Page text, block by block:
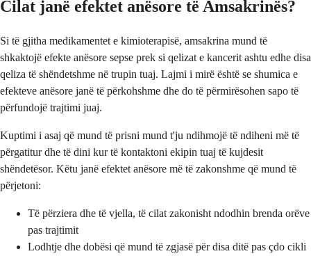
Cilat janë efektet anësore të Amsakrinës?
Si të gjitha medikamentet e kimioterapisë, amsakrina mund të
shkaktojë efekte anësore sepse prek si qelizat e kancerit ashtu edhe disa
qeliza të shëndetshme në trupin tuaj. Lajmi i mirë është se shumica e
efekteve anësore janë të përkohshme dhe do të përmirësohen sapo të
përfundojë trajtimi juaj.
Kuptimi i asaj që mund të prisni mund t'ju ndihmojë të ndiheni më të
përgatitur dhe të dini kur të kontaktoni ekipin tuaj të kujdesit
shëndetësor. Këtu janë efektet anësore më të zakonshme që mund të
përjetoni:
Të përziera dhe të vjella, të cilat zakonisht ndodhin brenda orëve
pas trajtimit
Lodhtje dhe dobësi që mund të zgjasë për disa ditë pas çdo cikli